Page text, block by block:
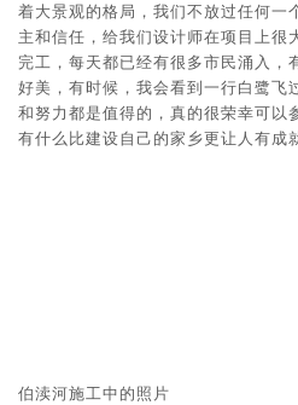
着大景观的格局，我们不放过任何一
主和信任，给我们设计师在项目上很
完工，每天都已经有很多市民涌入，
好美，有时候，我会看到一行白鹭飞
和努力都是值得的，真的很荣幸可以
有什么比建设自己的家乡更让人有成
伯渎河施工中的照片